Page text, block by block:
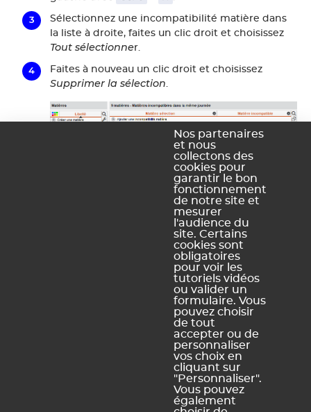
Sélectionnez une incompatibilité matière dans
la liste à droite, faites un clic droit et choisissez
Tout sélectionner.
Faites à nouveau un clic droit et choisissez
Supprimer la sélection.
Ce contenu vous a été utile ?
Pas vraiment
https://docs.index-education.com/docs_fr/fr-pronote-
campus-support-fiche-208-675-verifier-les-
incompatibilites-matieres.php
Nos partenaires
et nous
collectons des
cookies pour
garantir le bon
fonctionnement
de notre site et
mesurer
l'audience du
site. Certains
cookies sont
obligatoires
pour voir les
tutoriels vidéos
ou valider un
formulaire. Vous
pouvez choisir
de tout
accepter ou de
personnaliser
vos choix en
cliquant sur
"Personnaliser".
Vous pouvez
également